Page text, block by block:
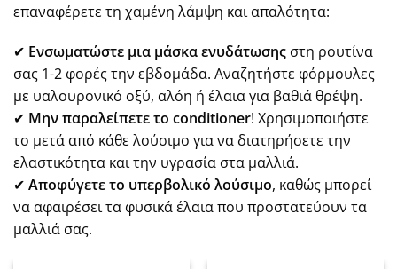
επαναφέρετε τη χαμένη λάμψη και απαλότητα:
✔ Ενσωματώστε μια μάσκα ενυδάτωσης στη ρουτίνα
σας 1-2 φορές την εβδομάδα. Αναζητήστε φόρμουλες
με υαλουρονικό οξύ, αλόη ή έλαια για βαθιά θρέψη.
✔ Μην παραλείπετε το conditioner! Χρησιμοποιήστε
το μετά από κάθε λούσιμο για να διατηρήσετε την
ελαστικότητα και την υγρασία στα μαλλιά.
✔ Αποφύγετε το υπερβολικό λούσιμο, καθώς μπορεί
να αφαιρέσει τα φυσικά έλαια που προστατεύουν τα
μαλλιά σας.